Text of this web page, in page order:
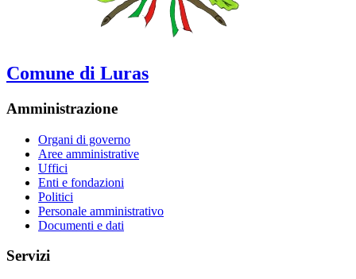
Comune di Luras
Amministrazione
Organi di governo
Aree amministrative
Uffici
Enti e fondazioni
Politici
Personale amministrativo
Documenti e dati
Servizi